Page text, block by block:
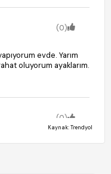
(0)
evde. Yarım
oluyorum ayaklarım.
(0)
stresini atmak
Kaynak: Trendyol